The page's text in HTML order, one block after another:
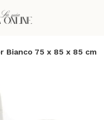
Bianco 75 x 85 x 85 cm